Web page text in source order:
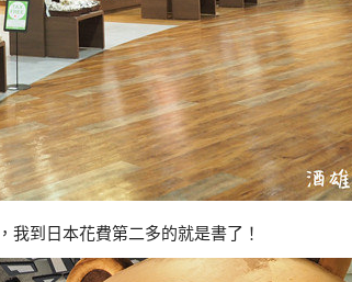
我到日本花費第二多的就是書了！